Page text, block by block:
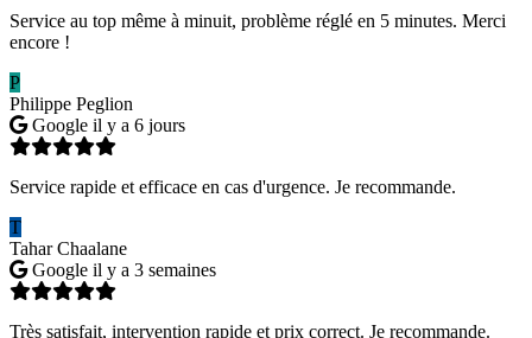
Service au top même à minuit, problème réglé en 5 minutes. Merci
encore !
P
Philippe Peglion
Google il y a 6 jours
Service rapide et efficace en cas d'urgence. Je recommande.
T
Tahar Chaalane
Google il y a 3 semaines
Très satisfait, intervention rapide et prix correct. Je recommande.